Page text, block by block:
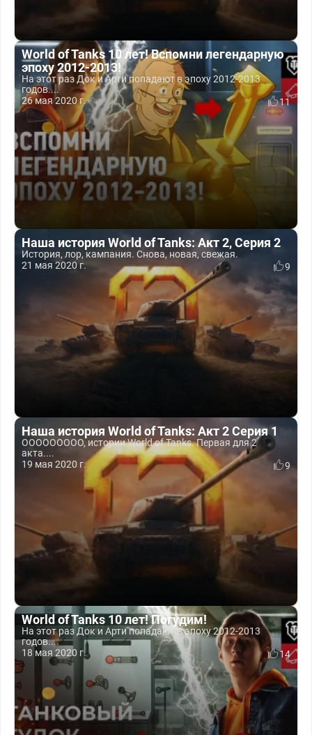
World of Tanks 10 лет! Вспомни легендарную
эпоху 2012-2013!
На этот раз Док и Арти попадают в эпоху 2012-2013
годов....
26 мая 2020 г.
11
Наша история World of Tanks: Акт 2, Серия 2
История, лор, кампания. Снова, новая, свежая.
21 мая 2020 г.
9
Наша история World of Tanks: Акт 2 Серия 1
ООООООООО, истории World of Tanks. Первая для 2
акта....
19 мая 2020 г.
9
World of Tanks 10 лет! Погудим!
На этот раз Док и Арти попадают в эпоху 2012-2013
годов....
18 мая 2020 г.
14